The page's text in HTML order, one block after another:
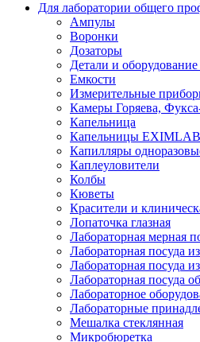
Для лаборатории общего
Ампулы
Воронки
Дозаторы
Детали и
Емкости
Измерительные
Камеры Горяева,
Капельница
Капельницы EXIMLAB
Капилляры
Каплеуловители
Колбы
Кюветы
Красители и
Лопаточка глазная
Лабораторная мерная
Лабораторная посуда
Лабораторная посуда
Лабораторная посуда
Лабораторное
Лабораторные
Мешалка стеклянная
Микробюретка